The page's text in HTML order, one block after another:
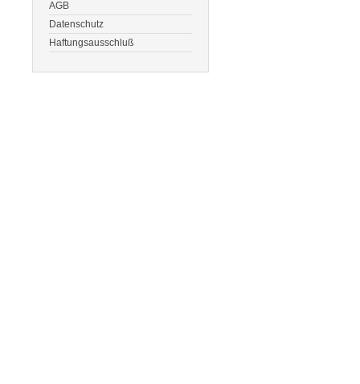
AGB
Datenschutz
Haftungsausschluß